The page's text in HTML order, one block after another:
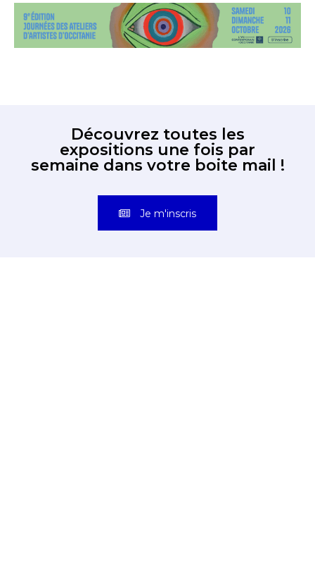
Découvrez toutes les
expositions une fois par
semaine dans votre boite mail !
Je m'inscris